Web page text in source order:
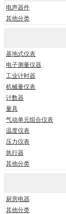
电声器件
其他分类
基地式仪表
电子测量仪器
工业计时器
机械量仪表
计数器
量具
气动单元组合仪表
温度仪表
压力仪表
执行器
其他分类
厨房电器
其他分类